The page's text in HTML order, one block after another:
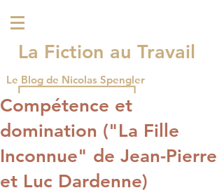
La Fiction au Travail
Le Blog de Nicolas Spengler
Compétence et
domination ("La Fille
Inconnue" de Jean-Pierre
et Luc Dardenne)